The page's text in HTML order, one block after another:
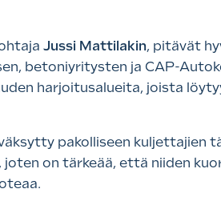
Jussi Mattilakin, pitävät
betoniyritysten ja CAP-
harjoitusalueita, joista
pakolliseen kuljettajien
on tärkeää, että niiden